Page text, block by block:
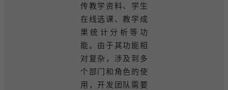
传教学资料、学生
在线选课、教学成
果统计分析等功
能。由于其功能相
对复杂，涉及到多
个部门和角色的使
用，开发团队需要